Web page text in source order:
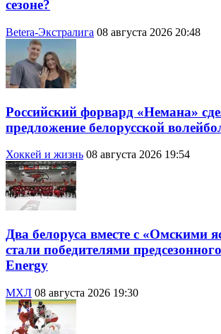
сезоне?
Betera-Экстралига 08 августа 2026 20:48
Российский форвард «Немана»
предложение белорусской
Хоккей и жизнь 08 августа 2026 19:54
Два белоруса вместе с «Омскими
стали победителями
Energy
МХЛ 08 августа 2026 19:30